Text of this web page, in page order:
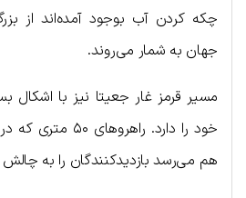
چکه کردن آب بوجود آمده‌اند از
جهان به شمار می‌روند.
مسیر قرمز غار جعیتا نیز با اشکال
هم می‌رسد بازدیدکنندگان را به